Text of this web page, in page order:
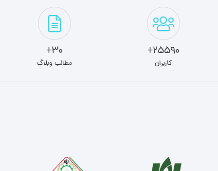
25590+
کاربران
30+
مطالب وبلاگ